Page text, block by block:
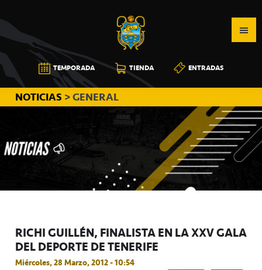
a
la
navegación
principal
al
contenido
principal
a
la
barra
lateral
principal
CB
CANARIAS
TEMPORADA TIENDA ENTRADAS
NOTICIAS > GENERAL
RICHI GUILLÉN, FINALISTA EN LA XXV GALA
DEL DEPORTE DE TENERIFE
Miércoles, 28 Marzo, 2012 - 10:54